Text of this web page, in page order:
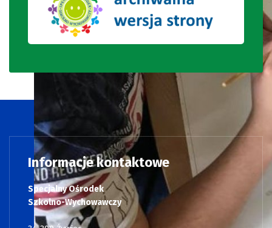
Informacje kontaktowe
Specjalny Ośrodek
Szkolno-Wychowawczy